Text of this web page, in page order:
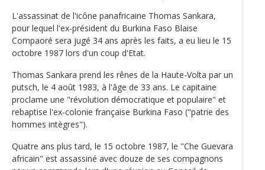
L'assassinat de l'icône panafricaine Thomas Sankara,
pour lequel l'ex-président du Burkina Faso Blaise
Compaoré sera jugé 34 ans après les faits, a eu lieu le 15
octobre 1987 lors d'un coup d'Etat.
Thomas Sankara prend les rênes de la Haute-Volta par un
putsch, le 4 août 1983, à l'âge de 33 ans. Le capitaine
proclame une "révolution démocratique et populaire" et
rebaptise l'ex-colonie française Burkina Faso ("patrie des
hommes intègres").
Quatre ans plus tard, le 15 octobre 1987, le "Che Guevara
africain" est assassiné avec douze de ses compagnons